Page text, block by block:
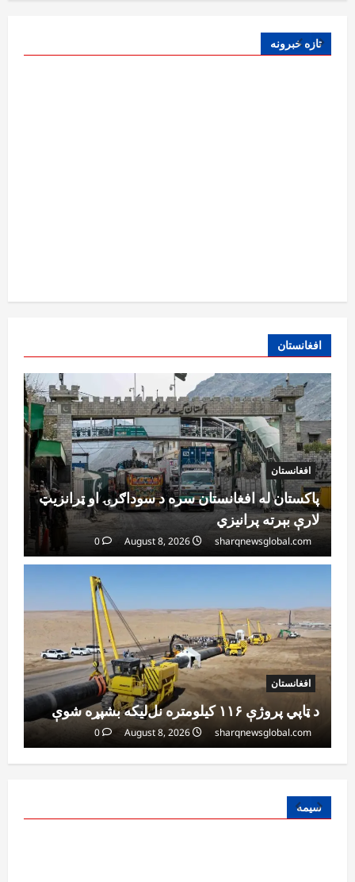
تازه خبرونه
افغانستان
افغانستان
پاکستان له افغانستان سره د سوداګرۍ او ټرانزیټ
لارې بېرته پرانیزي
sharqnewsglobal.com
0
افغانستان
د ټاپي پروژې ۱۱۶ کیلومتره نل‌لیکه بشپړه شوې
sharqnewsglobal.com
0
سیمه